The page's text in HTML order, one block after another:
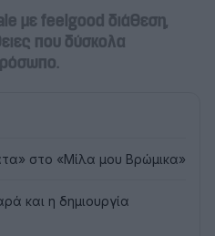
με feelgood διάθεση,
που δύσκολα
στο «Μίλα μου Βρώμικα»
και η δημιουργία